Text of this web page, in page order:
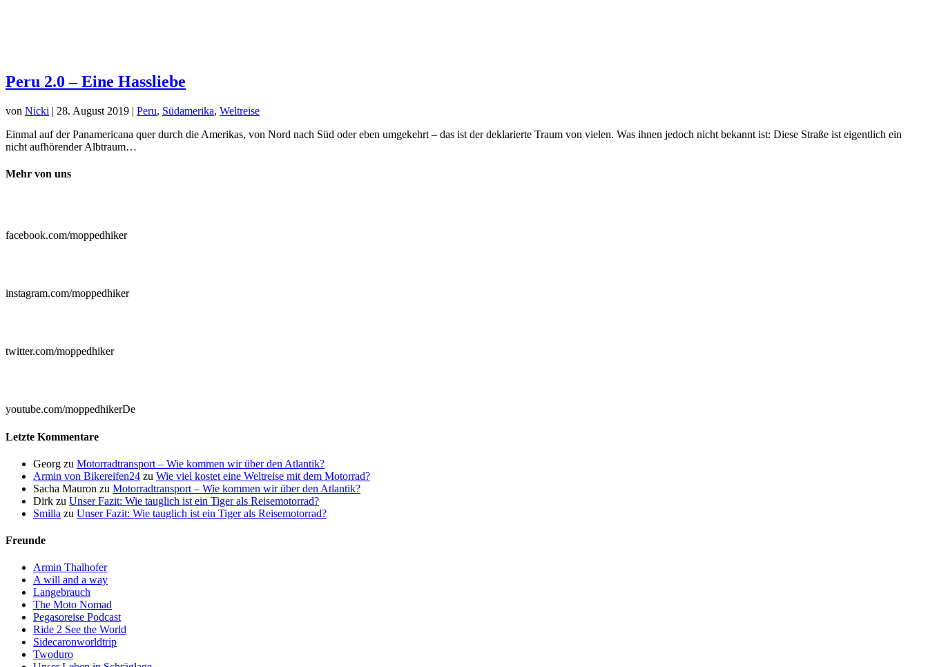
Peru 2.0 – Eine Hassliebe
von Nicki | 28. August 2019 | Peru, Südamerika, Weltreise
Einmal auf der Panamericana quer durch die Amerikas, von Nord nach Süd oder eben umgekehrt – das ist der deklarierte Traum von vielen. Was ihnen jedoch nicht bekannt ist: Diese Straße ist eigentlich ein
nicht aufhörender Albtraum…
Mehr von uns
facebook.com/moppedhiker
instagram.com/moppedhiker
twitter.com/moppedhiker
youtube.com/moppedhikerDe
Letzte Kommentare
Georg zu Motorradtransport – Wie kommen wir über den Atlantik?
Armin von Bikereifen24 zu Wie viel kostet eine Weltreise mit dem Motorrad?
Sacha Mauron zu Motorradtransport – Wie kommen wir über den Atlantik?
Dirk zu Unser Fazit: Wie tauglich ist ein Tiger als Reisemotorrad?
Smilla zu Unser Fazit: Wie tauglich ist ein Tiger als Reisemotorrad?
Freunde
Armin Thalhofer
A will and a way
Langebrauch
The Moto Nomad
Pegasoreise Podcast
Ride 2 See the World
Sidecaronworldtrip
Twoduro